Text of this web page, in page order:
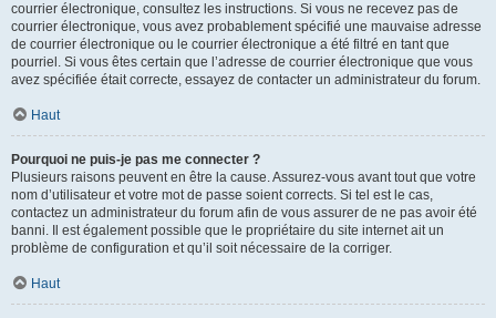
courrier électronique, consultez les instructions. Si vous ne recevez pas de
courrier électronique, vous avez probablement spécifié une mauvaise adresse
de courrier électronique ou le courrier électronique a été filtré en tant que
pourriel. Si vous êtes certain que l’adresse de courrier électronique que vous
avez spécifiée était correcte, essayez de contacter un administrateur du forum.
Haut
Pourquoi ne puis-je pas me connecter ?
Plusieurs raisons peuvent en être la cause. Assurez-vous avant tout que votre
nom d’utilisateur et votre mot de passe soient corrects. Si tel est le cas,
contactez un administrateur du forum afin de vous assurer de ne pas avoir été
banni. Il est également possible que le propriétaire du site internet ait un
problème de configuration et qu’il soit nécessaire de la corriger.
Haut